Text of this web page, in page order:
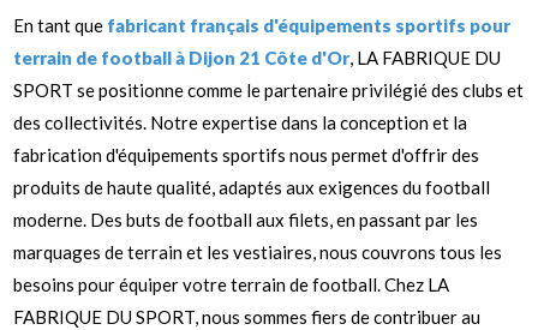
En tant que fabricant français d'équipements sportifs pour
terrain de football à Dijon 21 Côte d'Or, LA FABRIQUE DU
SPORT se positionne comme le partenaire privilégié des clubs et
des collectivités. Notre expertise dans la conception et la
fabrication d'équipements sportifs nous permet d'offrir des
produits de haute qualité, adaptés aux exigences du football
moderne. Des buts de football aux filets, en passant par les
marquages de terrain et les vestiaires, nous couvrons tous les
besoins pour équiper votre terrain de football. Chez LA
FABRIQUE DU SPORT, nous sommes fiers de contribuer au